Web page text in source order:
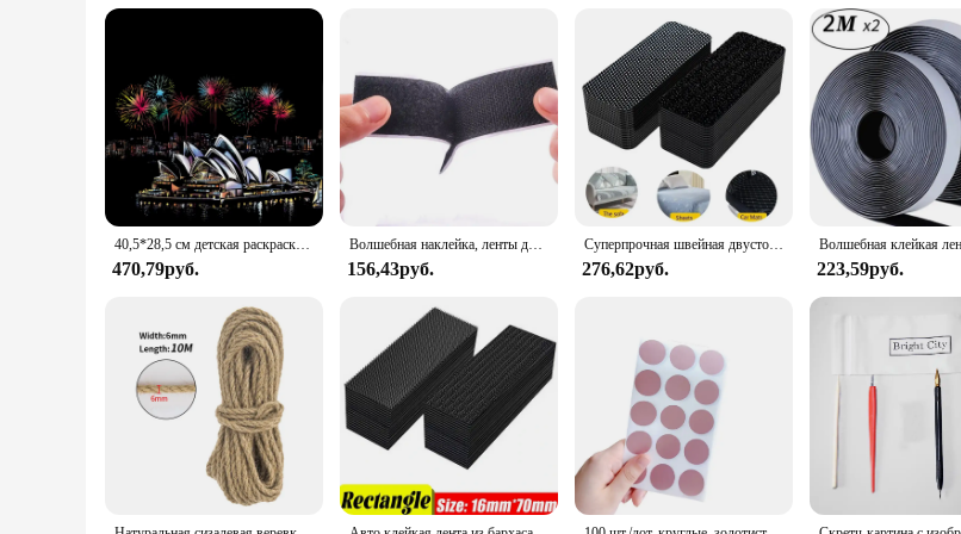
With its wholesale and vendor availability, the Scratch Art Notebook is not just a product; it's a tool for creative minds.
business owner seeking to provide unique gifts to clients, this notebook is a fantastic option. Its performance and
for anyone looking to add a touch of creativity to their life. The notebook's parts and accessories are carefully chosen to
satisfying color.
40,5*28,5 см детская раскраска скретч-изображение DIY игрушка город ночной вид/взрослый ручной работы скребковая бумага для рисования для снятия стресса
470,79руб.
Волшебная наклейка, ленты для царапин, самоклеящаяся сверхпрочная двусторонняя клейкая лента с наклейкой, мощная застежка-липучка
156,43руб.
Суперпрочная швейная двусторонняя лента, очень прочная клейкая липучка, крепления для царапин, органайзер для кабеля, сделай сам, застежки для ковров, авто
276,62руб. 223,59руб.